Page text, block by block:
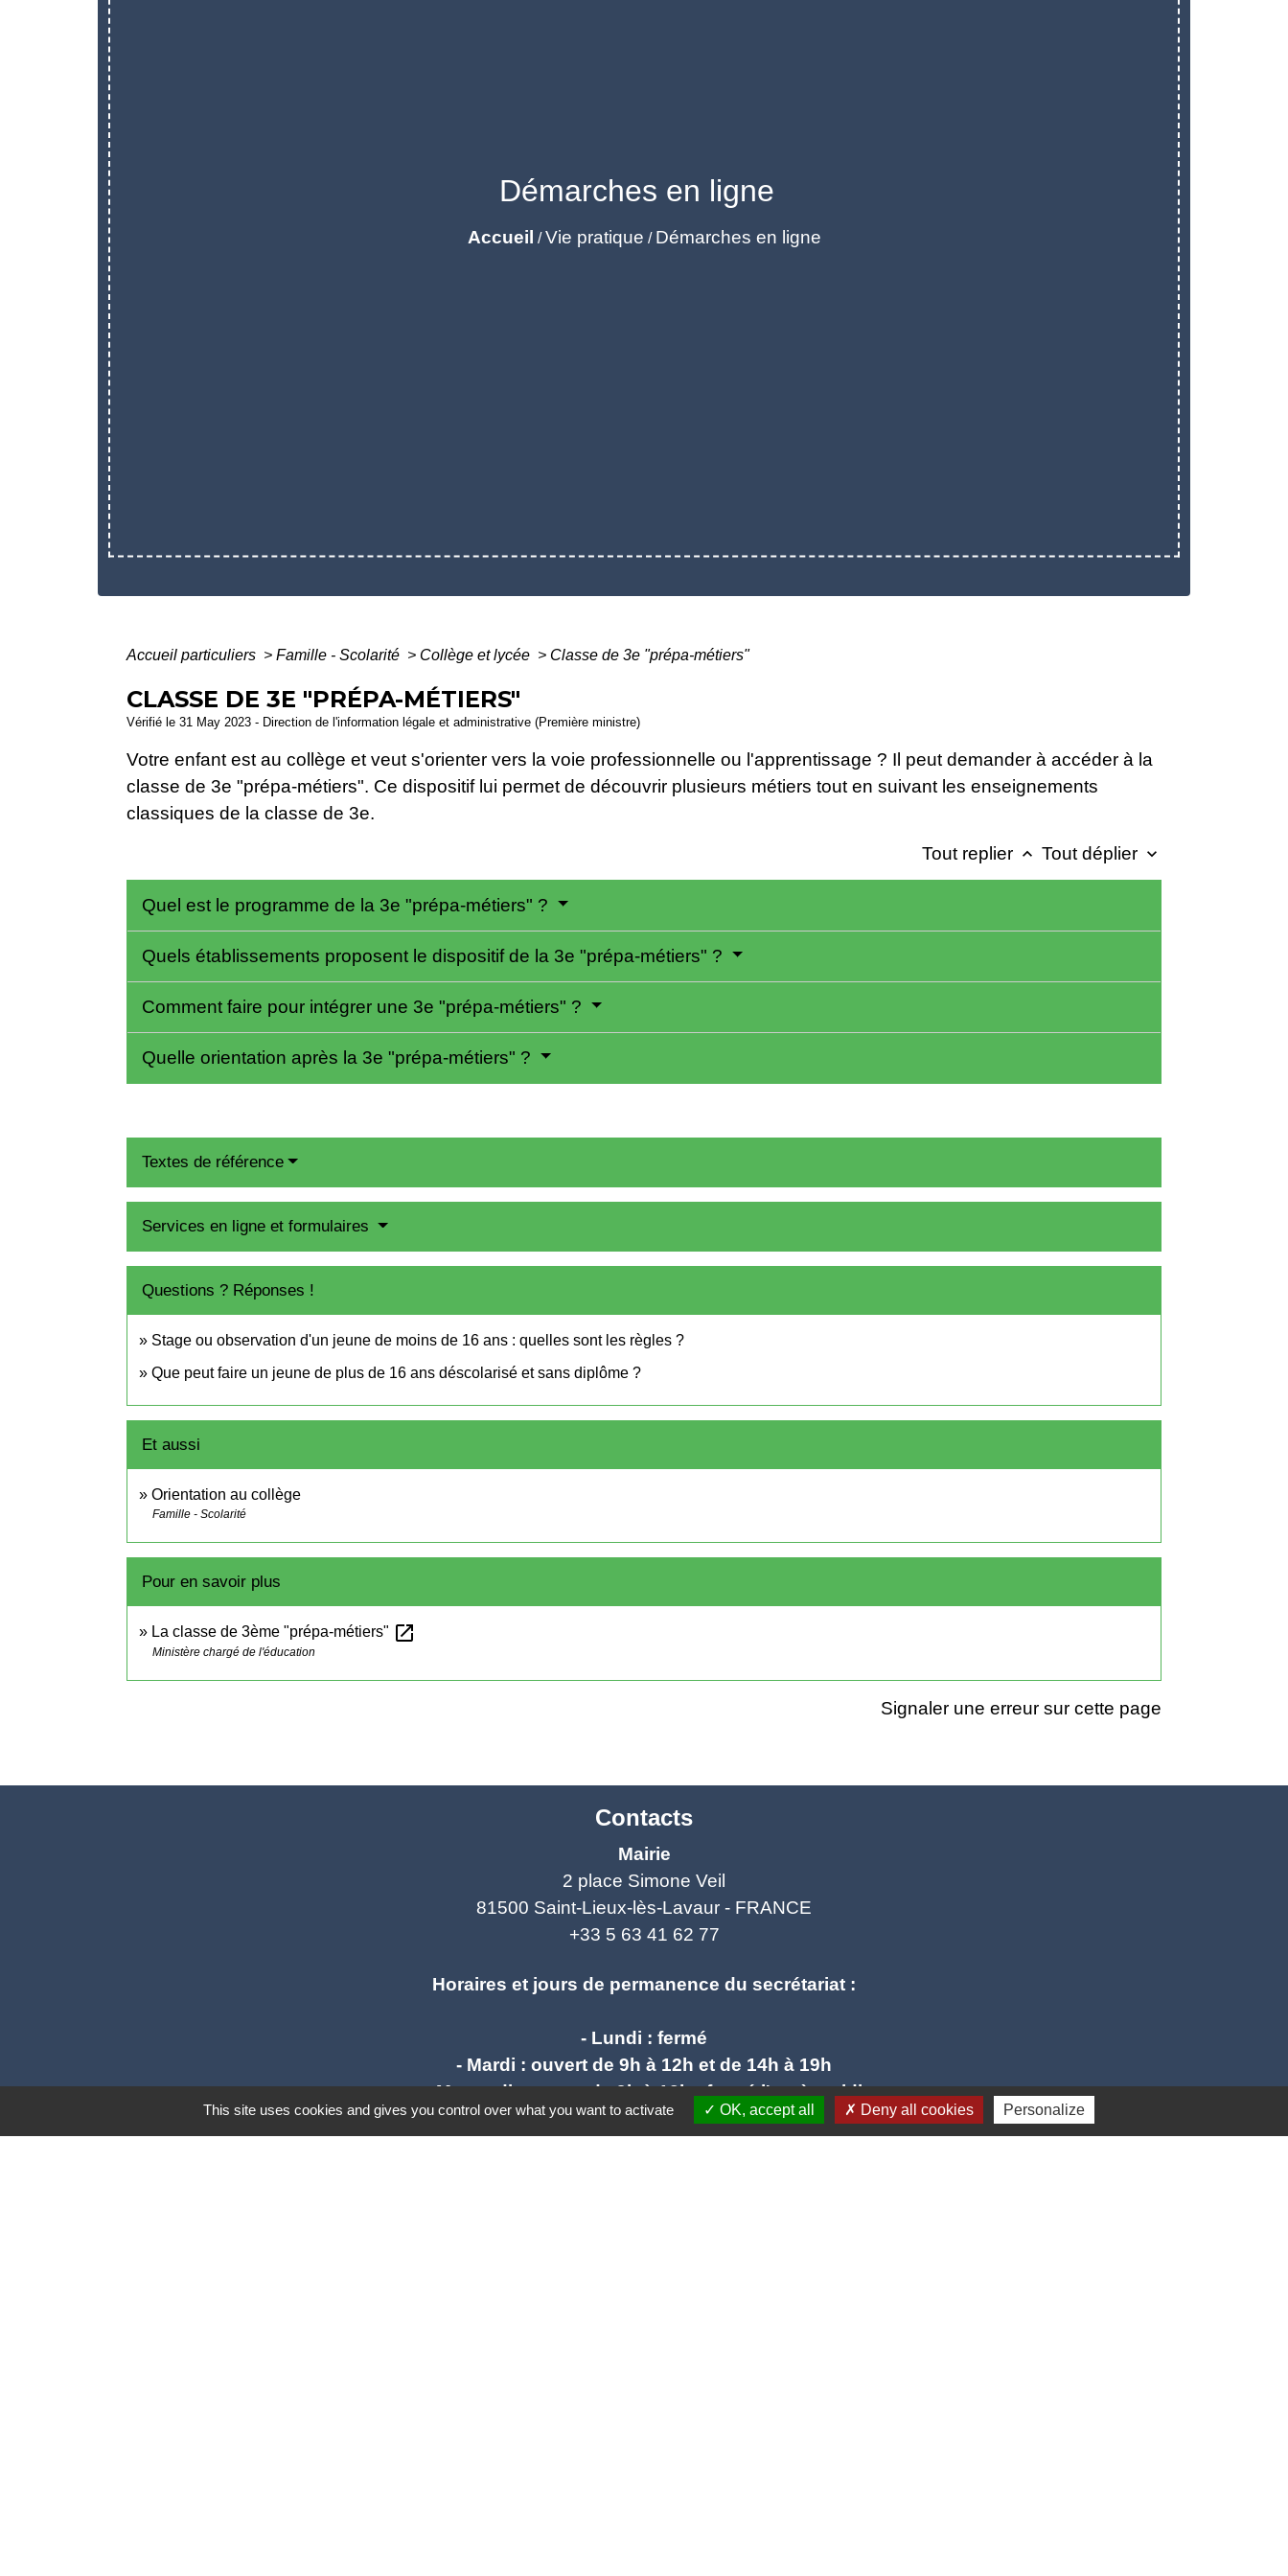
Démarches en ligne
Accueil /Vie pratique / Démarches en ligne
Accueil particuliers > Famille - Scolarité > Collège et lycée > Classe de 3e "prépa-métiers"
CLASSE DE 3E "PRÉPA-MÉTIERS"
Vérifié le 31 May 2023 - Direction de l'information légale et administrative (Première ministre)
Votre enfant est au collège et veut s'orienter vers la voie professionnelle ou l'apprentissage ? Il peut demander à accéder à la
classe de 3e "prépa-métiers". Ce dispositif lui permet de découvrir plusieurs métiers tout en suivant les enseignements
classiques de la classe de 3e.
Tout replier keyboard_arrow_up Tout déplier keyboard_arrow_down
Quel est le programme de la 3e "prépa-métiers" ?
Quels établissements proposent le dispositif de la 3e "prépa-métiers" ?
Comment faire pour intégrer une 3e "prépa-métiers" ?
Quelle orientation après la 3e "prépa-métiers" ?
Textes de référence
Services en ligne et formulaires
Questions ? Réponses !
Stage ou observation d'un jeune de moins de 16 ans : quelles sont les règles ?
Que peut faire un jeune de plus de 16 ans déscolarisé et sans diplôme ?
Et aussi
Orientation au collège
Famille - Scolarité
Pour en savoir plus
La classe de 3ème "prépa-métiers" open_in_new
Ministère chargé de l'éducation
Signaler une erreur sur cette page
Contacts
Mairie
2 place Simone Veil
81500 Saint-Lieux-lès-Lavaur - FRANCE
+33 5 63 41 62 77
Horaires et jours de permanence du secrétariat :
- Lundi : fermé
- Mardi : ouvert de 9h à 12h et de 14h à 19h
- Mercredi : ouvert de 9h à 12h - fermé l'après midi
- Jeudi : ouvert de 9h à 12h et de 14h à 17h
This site uses cookies and gives you control over what you want to activate OK, accept all Deny all cookies Personalize